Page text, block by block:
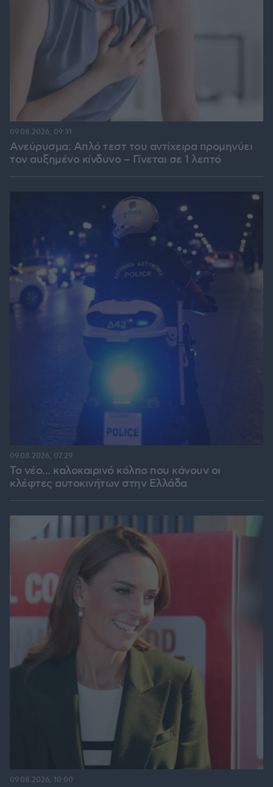
Ανεύρυσμα: Απλό τεστ του αντίχειρα προμηνύει
τον αυξημένο κίνδυνο – Γίνεται σε 1 λεπτό
09.08.2026, 09:31
Το νέο... καλοκαιρινό κόλπο που κάνουν οι
κλέφτες αυτοκινήτων στην Ελλάδα
09.08.2026, 07:29
09.08.2026, 10:00